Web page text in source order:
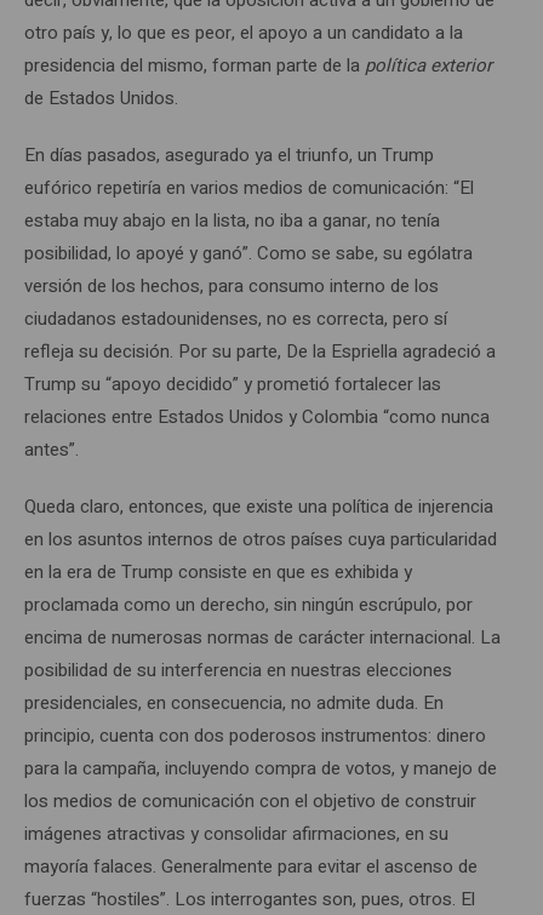
otro país y, lo que es peor, el apoyo a un candidato a la
presidencia del mismo, forman parte de la política exterior
de Estados Unidos.
En días pasados, asegurado ya el triunfo, un Trump
eufórico repetiría en varios medios de comunicación: “El
estaba muy abajo en la lista, no iba a ganar, no tenía
posibilidad, lo apoyé y ganó”. Como se sabe, su ególatra
versión de los hechos, para consumo interno de los
ciudadanos estadounidenses, no es correcta, pero sí
refleja su decisión. Por su parte, De la Espriella agradeció a
Trump su “apoyo decidido” y prometió fortalecer las
relaciones entre Estados Unidos y Colombia “como nunca
antes”.
Queda claro, entonces, que existe una política de injerencia
en los asuntos internos de otros países cuya particularidad
en la era de Trump consiste en que es exhibida y
proclamada como un derecho, sin ningún escrúpulo, por
encima de numerosas normas de carácter internacional. La
posibilidad de su interferencia en nuestras elecciones
presidenciales, en consecuencia, no admite duda. En
principio, cuenta con dos poderosos instrumentos: dinero
para la campaña, incluyendo compra de votos, y manejo de
los medios de comunicación con el objetivo de construir
imágenes atractivas y consolidar afirmaciones, en su
mayoría falaces. Generalmente para evitar el ascenso de
fuerzas “hostiles”. Los interrogantes son, pues, otros. El